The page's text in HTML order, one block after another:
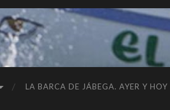
LA BARCA DE JÁBEGA. AYER Y HOY